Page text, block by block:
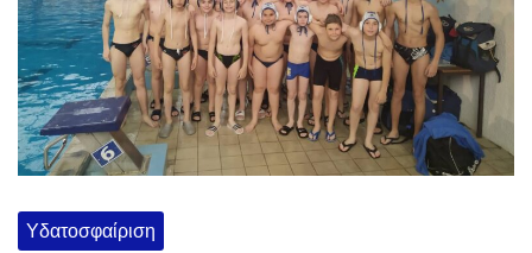
Υδατοσφαίριση